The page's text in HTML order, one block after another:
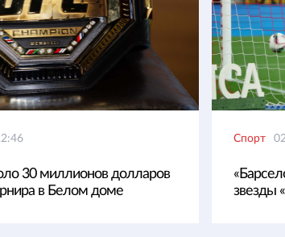
30 миллионов долларов
в Белом доме
Спорт
звезды